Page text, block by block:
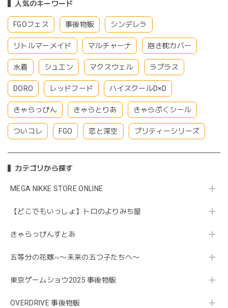
人気のキーワード
FGOフェス 事後物販 シンデレラ
リトルマーメイド マルチャーナ 抱き枕カバー
水着 シュエン マクスウェル ラプラス
DORO レッドフード ハイスクールD×D
きゃらっぴん きゃらとりあ きゃらぷくシール
ついコレ FGO 恋と深空 プリティーシリーズ
カテゴリから探す
MEGA NIKKE STORE ONLINE
【どこでもいっしょ】トロのよりみち屋
きゃらっぴんすとあ
五等分の花嫁∽〜未来の五つ子たちへ〜
東京ゲームショウ2025 事後物販
OVERDRIVE 事後物販